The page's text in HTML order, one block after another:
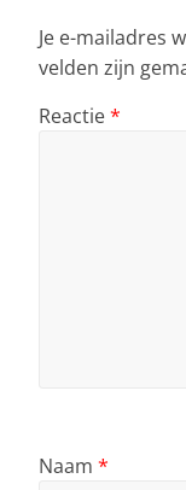
Je e-mailadres
velden zijn
Reactie*
Naam *